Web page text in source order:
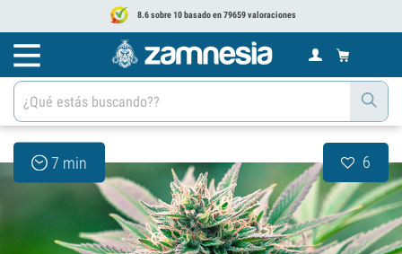
8.6 sobre 10 basado en 79659 valoraciones
7 min 6